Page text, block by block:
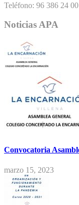
Teléfono: 96 386 24 00
Noticias APA
Convocatoria
marzo 15, 2023